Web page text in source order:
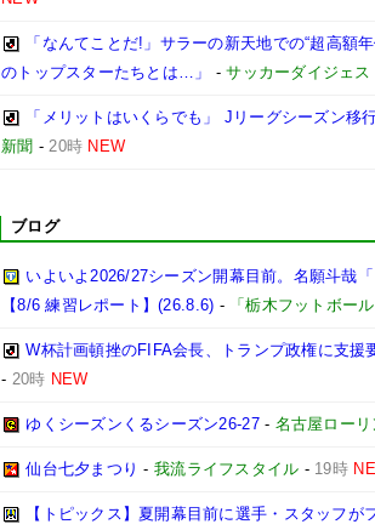
「なんてことだ!」サラーの新天地での“超高額
のトップスターたちとは…」
-サッカーダイジェ
「メリットはいくらでも」 Jリーグシーズン移
新聞 -20時 NEW
ブログ
いよいよ2026/27シーズン開幕目前。名願斗哉
【8/6 練習レポート】(26.8.6) - 「栃木フットボー
W杯計画頓挫のFIFA会長、トランプ政権に支援
- 20時 NEW
ゆくシーズンくるシーズン26-27- 名古屋ロー
仙台七夕まつり - 我流ライフスタイル - 19時
【トピックス】夏開幕目前に選手・スタッフ